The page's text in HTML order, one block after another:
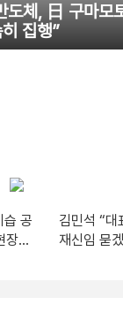
도체, 日 구마모
집행”
습 공
장영
김민석 “대
재신임 묻